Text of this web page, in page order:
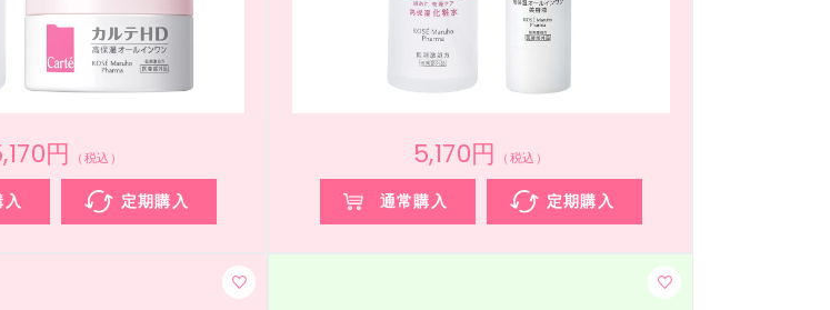
円 （税込）
定期購入
5,170円 （税込）
通常購入 定期購入